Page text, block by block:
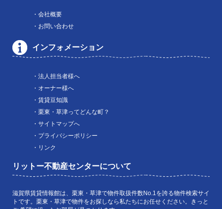
・会社概要
・お問い合わせ
インフォメーション
・法人担当者様へ
・オーナー様へ
・賃貸豆知識
・栗東・草津ってどんな町？
・サイトマップへ
・プライバシーポリシー
・リンク
リットー不動産センターについて
滋賀県賃貸情報館は、栗東・草津で物件取扱件数No.1を誇る物件検索サイ
トです。栗東・草津で物件をお探しなら私たちにお任せください。きっと